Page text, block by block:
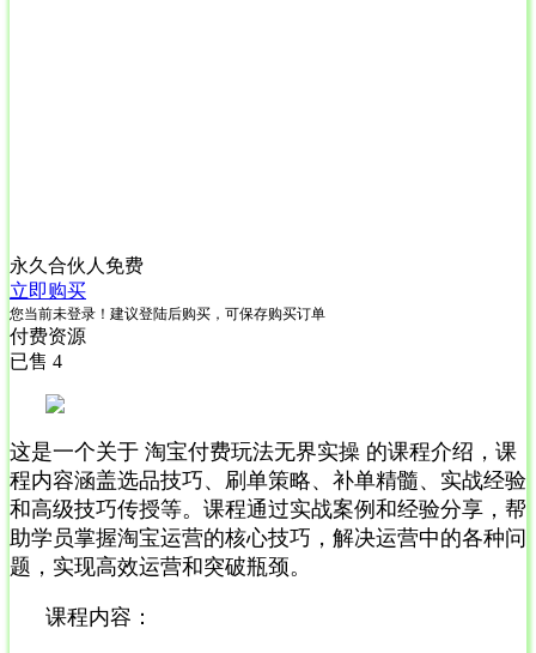
永久合伙人 免费
立即购买
您当前未登录！建议登陆后购买，可保存购买订单
付费资源
已售 4
这是一个关于 淘宝付费玩法无界实操 的课程介绍，课
程内容涵盖选品技巧、刷单策略、补单精髓、实战经验
和高级技巧传授等。课程通过实战案例和经验分享，帮
助学员掌握淘宝运营的核心技巧，解决运营中的各种问
题，实现高效运营和突破瓶颈。
课程内容：